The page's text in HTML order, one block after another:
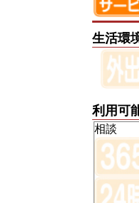
生活環
利用可
相談